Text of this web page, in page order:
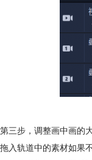
第三步，调整画中画的大
拖入轨道中的素材如果